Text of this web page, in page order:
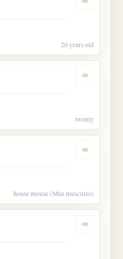
Dengarkan
20 years old
Dengarkan
twenty
Dengarkan
house mouse (Mus musculus)
Dengarkan